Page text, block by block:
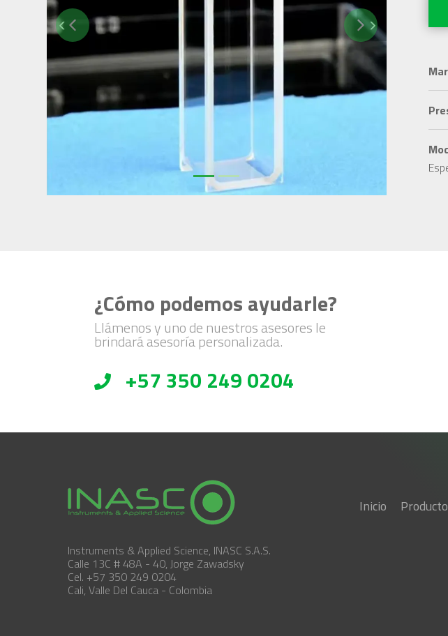
Previous Next
¿Cómo podemos ayudarle?
Llámenos y uno de nuestros asesores le
brindará asesoría personalizada.
+57 350 249 0204
Instruments & Applied Science, INASC S.A.S.
Calle 13C # 48A - 40, Jorge Zawadsky
Cel. +57 350 249 0204
Cali, Valle Del Cauca - Colombia
Inicio